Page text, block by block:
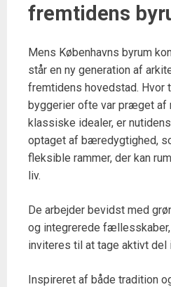
fremtidens
Mens Københavns byrum
står en ny generation af
fremtidens hovedstad. Hvor
byggerier ofte var præget af
klassiske idealer, er
optaget af bæredygtighed,
fleksible rammer, der kan
liv.
De arbejder bevidst med
og integrerede
inviteres til at tage aktivt del
Inspireret af både tradition